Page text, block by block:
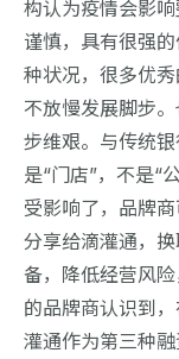
构认为疫情会影
谨慎，具有很强
种状况，很多优
不放慢发展脚步
步维艰。与传统
是“门店”，不是“
受影响了，品牌
分享给滴灌通，
备，降低经营风
的品牌商认识到
灌通作为第三种融